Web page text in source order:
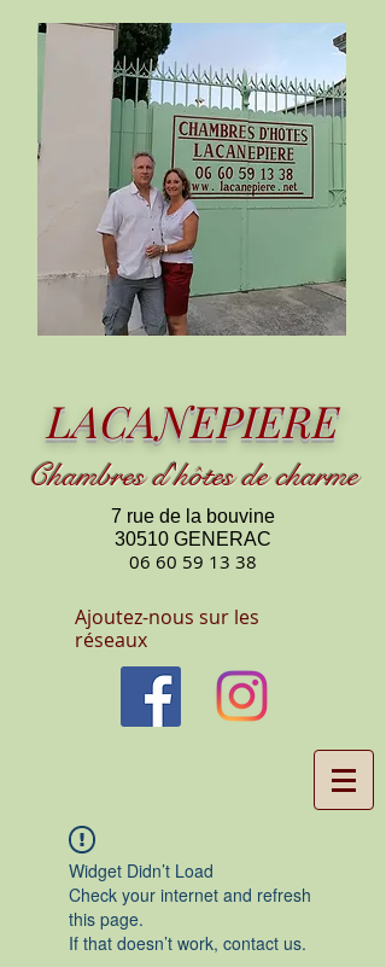
LACANEPIERE
Chambres d'hôtes de charme
7 rue de la bouvine
30510 GENERAC
06 60 59 13 38
Ajoutez-nous sur les
réseaux
Widget Didn’t Load
Check your internet and refresh
this page.
If that doesn’t work, contact us.